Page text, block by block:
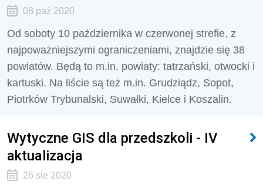
08 paź 2020
Od soboty 10 października w czerwonej strefie, z
najpoważniejszymi ograniczeniami, znajdzie się 38
powiatów. Będą to m.in. powiaty: tatrzański, otwocki i
kartuski. Na liście są też m.in. Grudziądz, Sopot,
Piotrków Trybunalski, Suwałki, Kielce i Koszalin.
Wytyczne GIS dla przedszkoli - IV
aktualizacja
26 sie 2020